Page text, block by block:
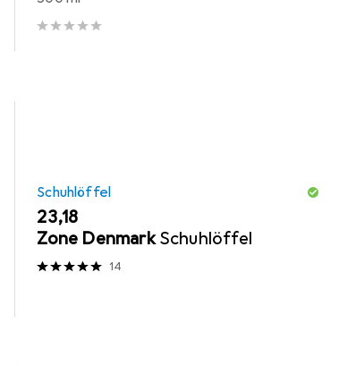
Schuhlöffel
EUR
23,18
Zone Denmark Schuhlöffel
14